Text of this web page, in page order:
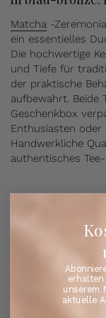
Matcha -
ein essentielles
Die hochwertige
und Tiefe für
der praktische
aufbewahrt. Beide
Geschenkbox
Enthusiasten oder
Handwerkliche
authentisches
erhalten
unserem
aktuelle